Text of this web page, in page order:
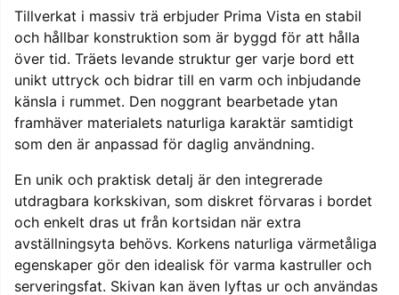
Tillverkat i massiv trä erbjuder Prima Vista en stabil
och hållbar konstruktion som är byggd för att hålla
över tid. Träets levande struktur ger varje bord ett
unikt uttryck och bidrar till en varm och inbjudande
känsla i rummet. Den noggrant bearbetade ytan
framhäver materialets naturliga karaktär samtidigt
som den är anpassad för daglig användning.
En unik och praktisk detalj är den integrerade
utdragbara korkskivan, som diskret förvaras i bordet
och enkelt dras ut från kortsidan när extra
avställningsyta behövs. Korkens naturliga värmetåliga
egenskaper gör den idealisk för varma kastruller och
serveringsfat. Skivan kan även lyftas ur och användas